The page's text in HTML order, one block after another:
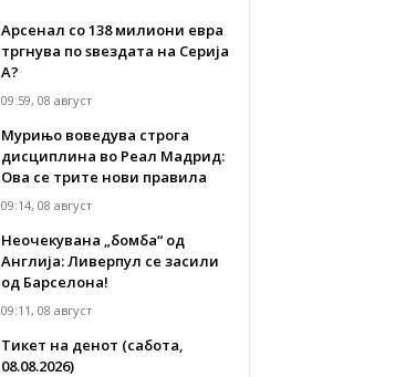
Арсенал со 138 милиони евра
тргнува по ѕвездата на Серија
А?
09:59, 08 август
Мурињо воведува строга
дисциплина во Реал Мадрид:
Ова се трите нови правила
09:14, 08 август
Неочекувана „бомба“ од
Англија: Ливерпул се засили
од Барселона!
09:11, 08 август
Тикет на денот (сабота,
08.08.2026)